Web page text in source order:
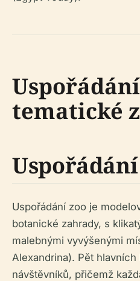
tematické
Uspořádání
Uspořádání zoo je
botanické zahrady, s
malebnými vyvýšenými
Alexandrina). Pět
návštěvníků, přičemž